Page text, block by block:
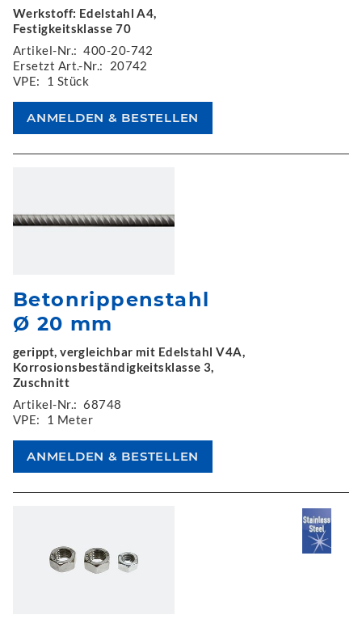
Werkstoff: Edelstahl A4,
Festigkeitsklasse 70
Artikel-Nr.: 400-20-742
Ersetzt Art.-Nr.:
20742
VPE:
1 Stück
Betonrippenstahl
Ø 20 mm
gerippt, vergleichbar mit Edelstahl V4A,
Korrosionsbeständigkeitsklasse 3,
Zuschnitt
Artikel-Nr.: 68748
VPE:
1 Meter